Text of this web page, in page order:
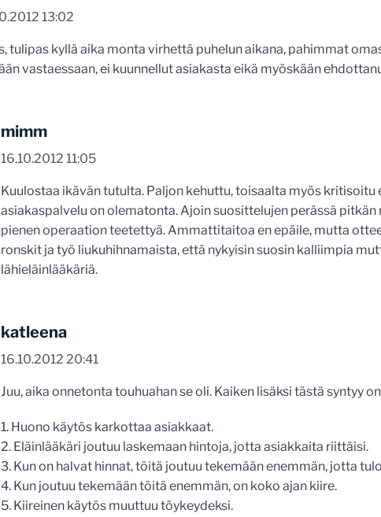
13:02
tulipas kyllä aika monta virhettä puhelun aikana, pahimmat
vastaessaan, ei kuunnellut asiakasta eikä myöskään
mimm
16.10.2012 11:05
Kuulostaa ikävän tutulta. Paljon kehuttu, toisaalta myös kritisoitu
asiakaspalvelu on olematonta. Ajoin suosittelujen perässä pitkän
pienen operaation teetettyä. Ammattitaitoa en epäile, mutta
ronskit ja työ liukuhihnamaista, että nykyisin suosin kalliimpia
lähieläinlääkäriä.
katleena
16.10.2012 20:41
Juu, aika onnetonta touhuahan se oli. Kaiken lisäksi tästä syntyy
1. Huono käytös karkottaa asiakkaat.
2. Eläinlääkäri joutuu laskemaan hintoja, jotta asiakkaita riittäisi.
3. Kun on halvat hinnat, töitä joutuu tekemään enemmän, jotta
4. Kun joutuu tekemään töitä enemmän, on koko ajan kiire.
5. Kiireinen käytös muuttuu töykeydeksi.